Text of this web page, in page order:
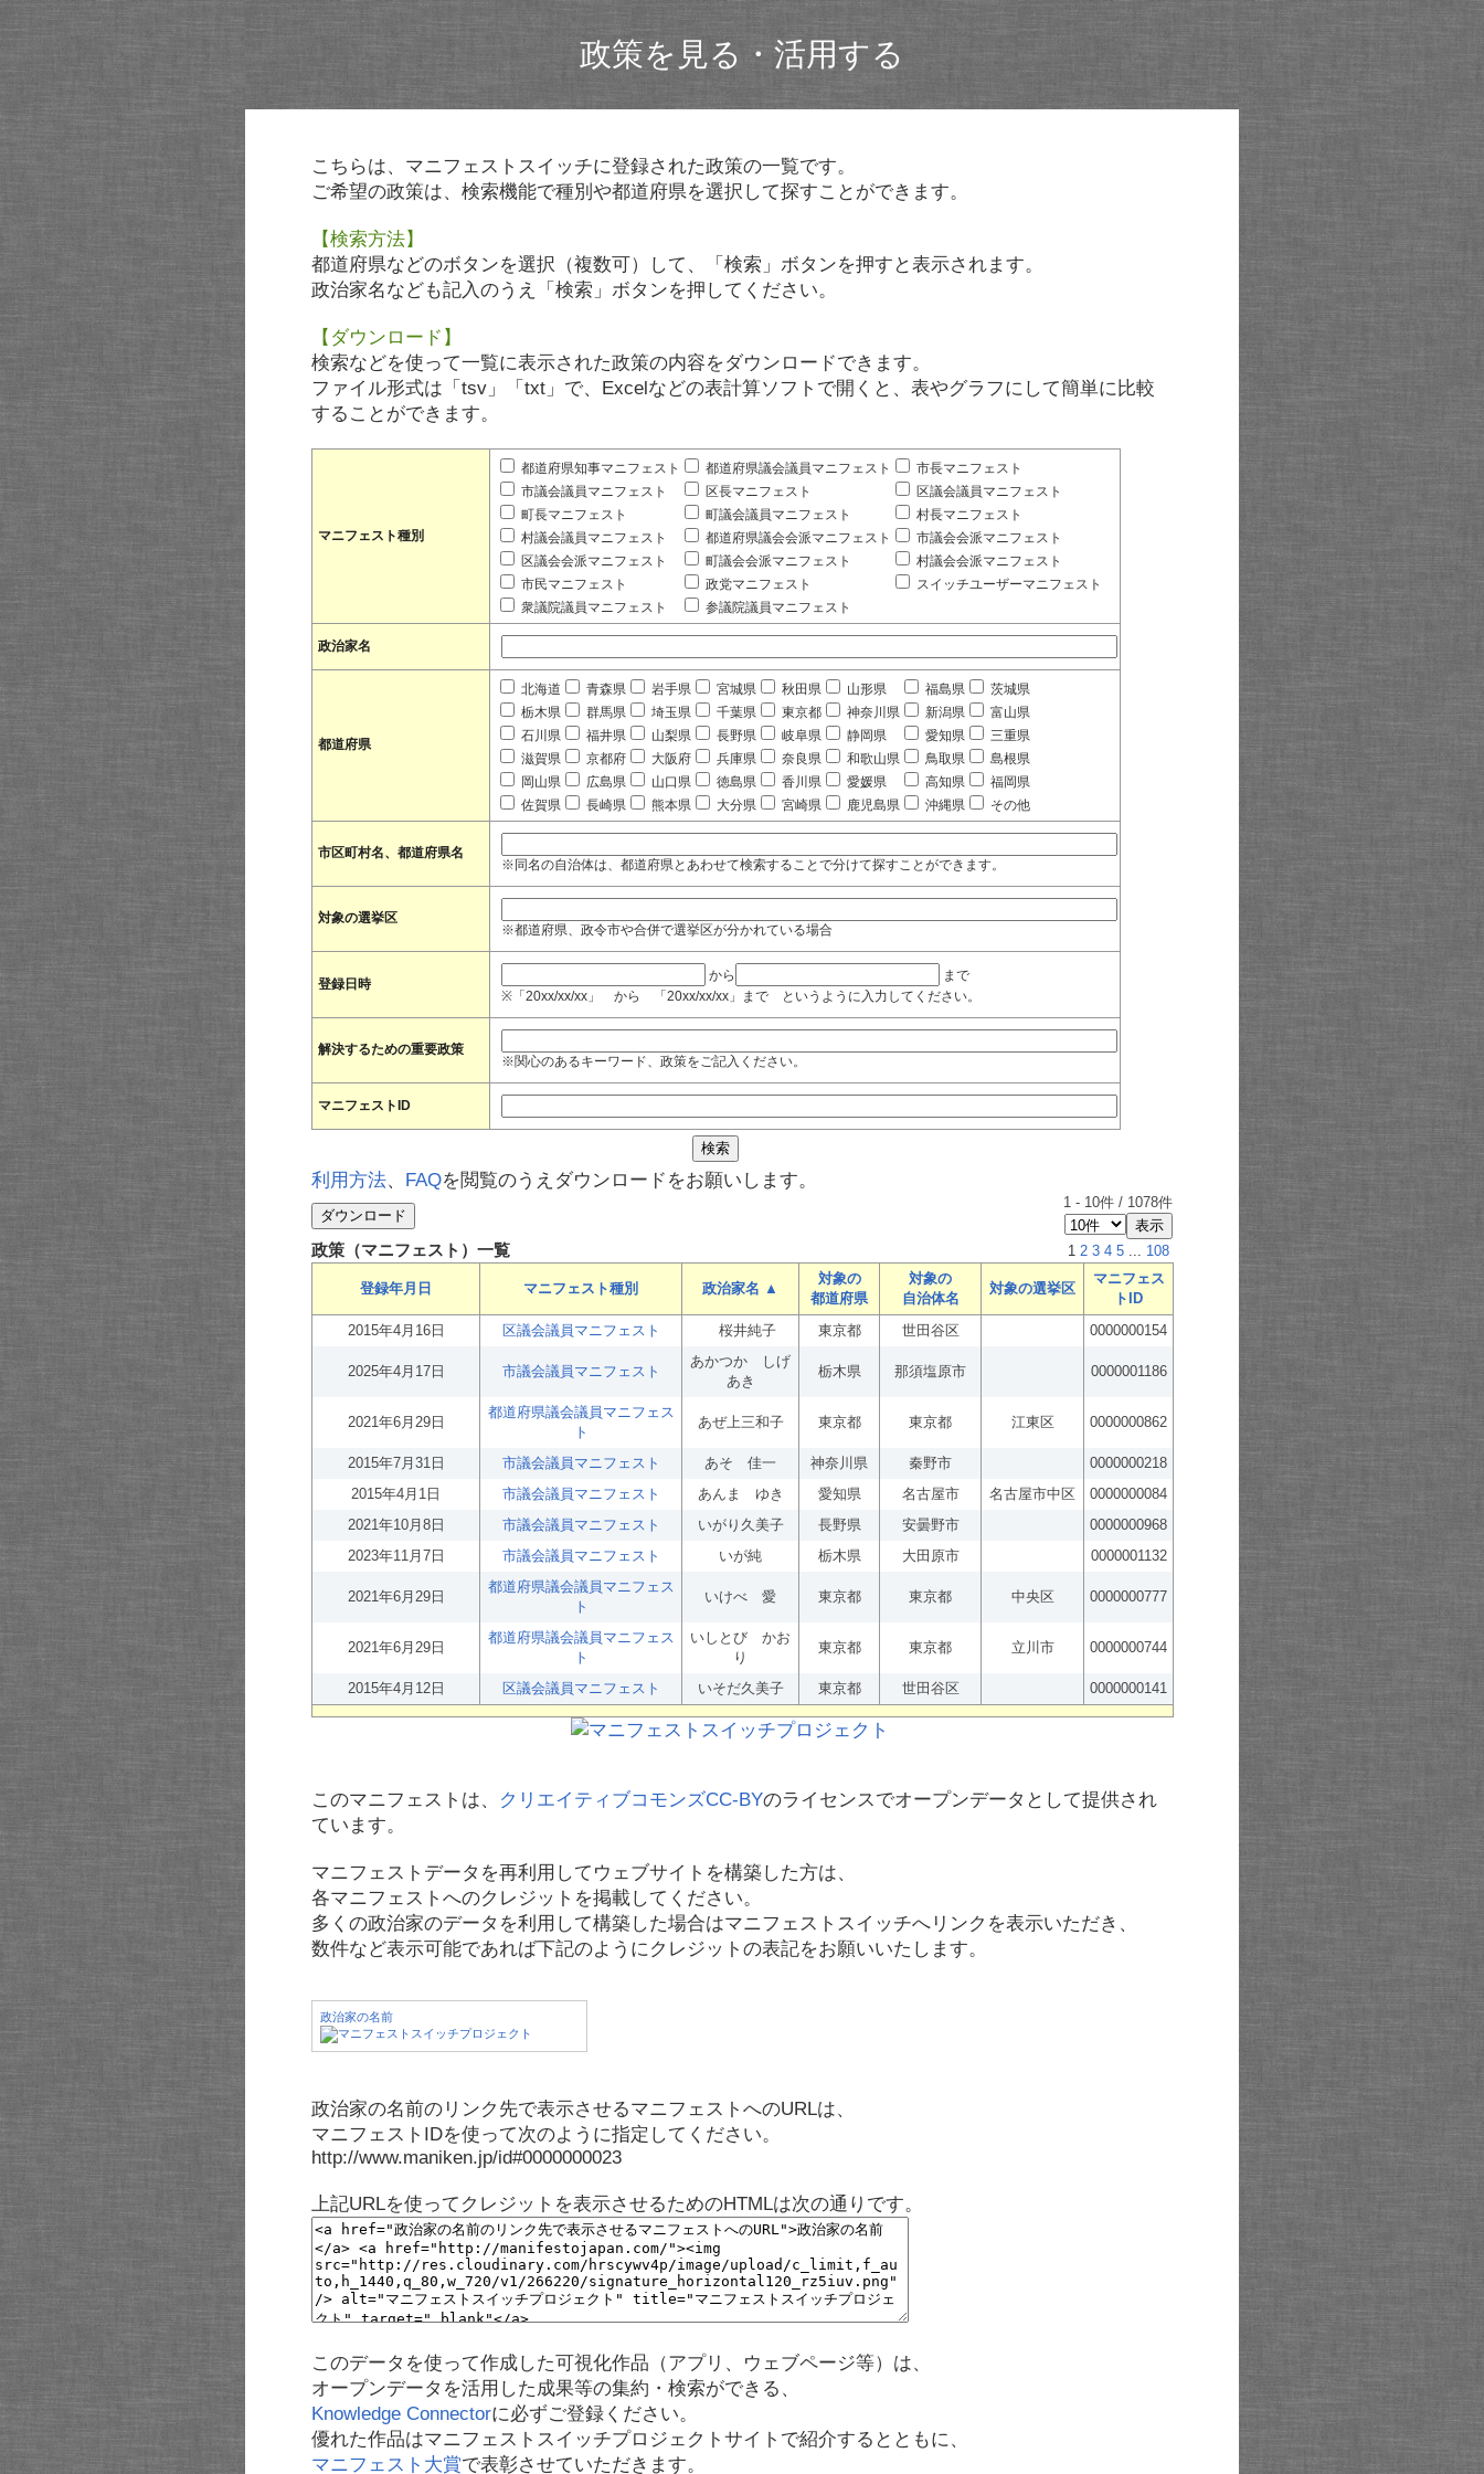
政策を見る・活用する
こちらは、マニフェストスイッチに登録された政策の一覧です。
ご希望の政策は、検索機能で種別や都道府県を選択して探すことができます。
【検索方法】
都道府県などのボタンを選択（複数可）して、「検索」ボタンを押すと表示されます。
政治家名なども記入のうえ「検索」ボタンを押してください。
【ダウンロード】
検索などを使って一覧に表示された政策の内容をダウンロードできます。
ファイル形式は「tsv」「txt」で、Excelなどの表計算ソフトで開くと、表やグラフにして簡単に比較
することができます。
マニフェスト種別
都道府県知事マニフェスト 都道府県議会議員マニフェスト
市長マニフェスト
市議会議員マニフェスト
区長マニフェスト
区議会議員マニフェスト
町長マニフェスト
町議会議員マニフェスト
村長マニフェスト
村議会議員マニフェスト
都道府県議会会派マニフェスト
市議会会派マニフェスト
区議会会派マニフェスト
町議会会派マニフェスト
村議会会派マニフェスト
市民マニフェスト
政党マニフェスト
スイッチユーザーマニフェスト
衆議院議員マニフェスト
参議院議員マニフェスト
政治家名
都道府県
北海道 青森県 岩手県 宮城県 秋田県 山形県 福島県
茨城県
栃木県
群馬県 埼玉県 千葉県 東京都 神奈川県 新潟県
富山県
石川県
福井県 山梨県 長野県 岐阜県 静岡県 愛知県
三重県
滋賀県
京都府 大阪府 兵庫県 奈良県 和歌山県 鳥取県
島根県
岡山県
広島県 山口県 徳島県 香川県 愛媛県 高知県
福岡県
佐賀県
長崎県 熊本県 大分県 宮崎県 鹿児島県 沖縄県 その他
市区町村名、都道府県名
※同名の自治体は、都道府県とあわせて検索することで分けて探すことができます。
対象の選挙区
※都道府県、政令市や合併で選挙区が分かれている場合
登録日時
から
まで
※「20xx/xx/xx」 から 「20xx/xx/xx」まで というように入力してください。
解決するための重要政策
※関心のあるキーワード、政策をご記入ください。
マニフェストID
利用方法、 FAQを閲覧のうえダウンロードをお願いします。
1 - 10件 / 1078件
政策（マニフェスト）一覧 1 2 3 4 5 ... 108
登録年月日 マニフェスト種別 政治家名 ▲
対象の
都道府県
対象の
自治体名
対象の選挙区
マニフェス
トID
2015年4月16日
区議会議員マニフェスト 桜井純子 東京都 世田谷区 0000000154
2025年4月17日 市議会議員マニフェスト
あかつか しげ
あき
栃木県 那須塩原市 0000001186
2021年6月29日
都道府県議会議員マニフェス
ト
あぜ上三和子 東京都 東京都 江東区 0000000862
2015年7月31日 市議会議員マニフェスト あそ 佳一 神奈川県 秦野市
0000000218
2015年4月1日
市議会議員マニフェスト あんま ゆき 愛知県 名古屋市 名古屋市中区
0000000084
2021年10月8日
市議会議員マニフェスト いがり久美子 長野県 安曇野市
0000000968
2023年11月7日
市議会議員マニフェスト いが純 栃木県 大田原市 0000001132
2021年6月29日
都道府県議会議員マニフェス
ト
いけべ 愛 東京都 東京都 中央区 0000000777
2021年6月29日
都道府県議会議員マニフェス
ト
いしとび かお
り
東京都 東京都 立川市 0000000744
2015年4月12日 区議会議員マニフェスト いそだ久美子 東京都 世田谷区 0000000141
このマニフェストは、 クリエイティブコモンズCC-BYのライセンスでオープンデータとして提供され
ています。
マニフェストデータを再利用してウェブサイトを構築した方は、
各マニフェストへのクレジットを掲載してください。
多くの政治家のデータを利用して構築した場合はマニフェストスイッチへリンクを表示いただき、
数件など表示可能であれば下記のようにクレジットの表記をお願いいたします。
政治家の名前
政治家の名前のリンク先で表示させるマニフェストへのURLは、
マニフェストIDを使って次のように指定してください。
http://www.maniken.jp/id#0000000023
上記URLを使ってクレジットを表示させるためのHTMLは次の通りです。
このデータを使って作成した可視化作品（アプリ、ウェブページ等）は、
オープンデータを活用した成果等の集約・検索ができる、
Knowledge Connectorに必ずご登録ください。
優れた作品はマニフェストスイッチプロジェクトサイトで紹介するとともに、
マニフェスト大賞で表彰させていただきます。